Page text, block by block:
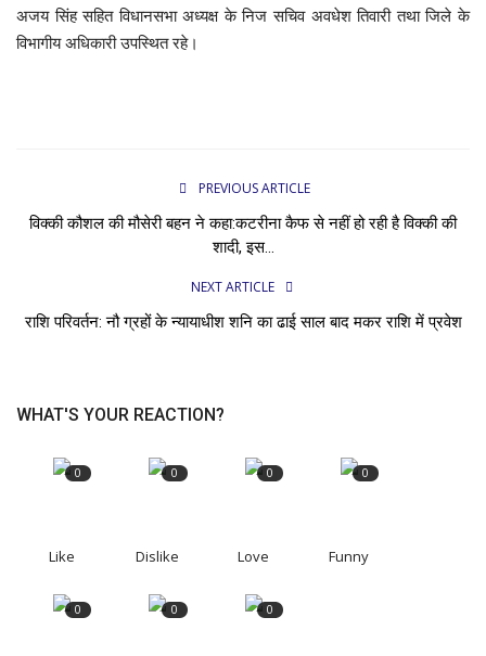
टेक न्यूज़
अजय सिंह सहित विधानसभा अध्यक्ष के निज सचिव अवधेश तिवारी तथा जिले के
विभागीय अधिकारी उपस्थित रहे।
PREVIOUS ARTICLE
विक्की कौशल की मौसेरी बहन ने कहा:कटरीना कैफ से नहीं हो रही है विक्की की
शादी, इस...
NEXT ARTICLE
राशि परिवर्तन: नौ ग्रहों के न्यायाधीश शनि का ढाई साल बाद मकर राशि में प्रवेश
WHAT'S YOUR REACTION?
0
Like
0
Dislike
0
Love
0
Funny
0 0 0